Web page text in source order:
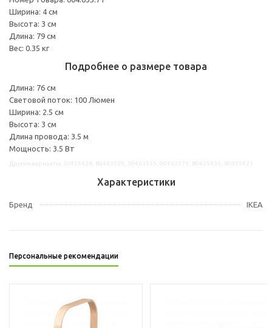
Ширина: 4 см
Высота: 3 см
Длина: 79 см
Вес: 0.35 кг
Подробнее о размере товара
Длина: 76 см
Световой поток: 100 Люмен
Ширина: 2.5 см
Высота: 3 см
Длина провода: 3.5 м
Мощность: 3.5 Вт
Характеристики
Бренд IKEA
Персональные рекомендации